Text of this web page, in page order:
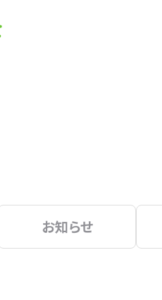
お知らせ